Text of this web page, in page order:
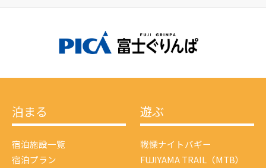
泊まる
宿泊施設一覧
宿泊プラン
遊ぶ
戦慄ナイトバギー
FUJIYAMA TRAIL（MTB）